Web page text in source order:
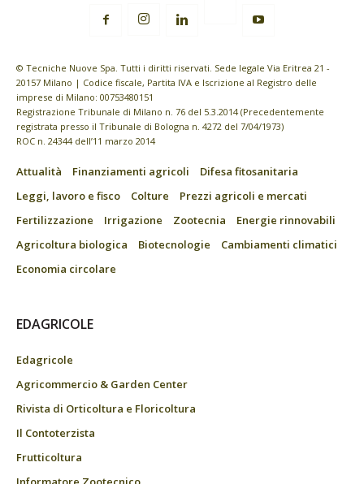
© Tecniche Nuove Spa. Tutti i diritti riservati. Sede legale Via Eritrea 21 -
20157 Milano | Codice fiscale, Partita IVA e Iscrizione al Registro delle
imprese di Milano: 00753480151
Registrazione Tribunale di Milano n. 76 del 5.3.2014 (Precedentemente
registrata presso il Tribunale di Bologna n. 4272 del 7/04/1973)
ROC n. 24344 dell’11 marzo 2014
Attualità Finanziamenti agricoli
Difesa fitosanitaria
Leggi, lavoro e fisco
Colture
Prezzi agricoli e mercati
Fertilizzazione
Irrigazione Zootecnia
Energie rinnovabili
Agricoltura biologica
Biotecnologie
Cambiamenti climatici
Economia circolare
EDAGRICOLE
Edagricole
Agricommercio & Garden Center
Rivista di Orticoltura e Floricoltura
Il Contoterzista
Frutticoltura